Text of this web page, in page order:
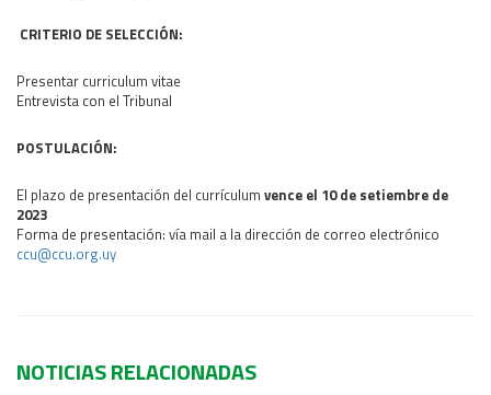
CRITERIO DE SELECCIÓN:
Presentar curriculum vitae
Entrevista con el Tribunal
POSTULACIÓN:
El plazo de presentación del currículum vence el 10 de setiembre de
2023
Forma de presentación: vía mail a la dirección de correo electrónico
ccu@ccu.org.uy
NOTICIAS RELACIONADAS